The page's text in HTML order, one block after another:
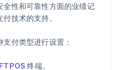
性和可靠性方面的业绩记
技术的支持。
付类型进行设置：
终端。